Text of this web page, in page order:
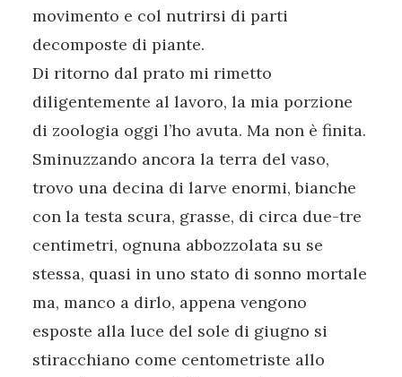
movimento e col nutrirsi di parti
decomposte di piante.
Di ritorno dal prato mi rimetto
diligentemente al lavoro, la mia porzione
di zoologia oggi l’ho avuta. Ma non è finita.
Sminuzzando ancora la terra del vaso,
trovo una decina di larve enormi, bianche
con la testa scura, grasse, di circa due-tre
centimetri, ognuna abbozzolata su se
stessa, quasi in uno stato di sonno mortale
ma, manco a dirlo, appena vengono
esposte alla luce del sole di giugno si
stiracchiano come centometriste allo